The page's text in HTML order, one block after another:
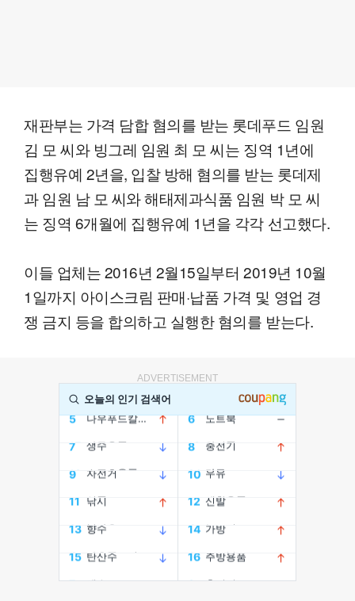
재판부는 가격 담합 혐의를 받는 롯데푸드 임원
김 모 씨와 빙그레 임원 최 모 씨는 징역 1년에
집행유예 2년을, 입찰 방해 혐의를 받는 롯데제
과 임원 남 모 씨와 해태제과식품 임원 박 모 씨
는 징역 6개월에 집행유예 1년을 각각 선고했다.
이들 업체는 2016년 2월15일부터 2019년 10월
1일까지 아이스크림 판매·납품 가격 및 영업 경
쟁 금지 등을 합의하고 실행한 혐의를 받는다.
ADVERTISEMENT